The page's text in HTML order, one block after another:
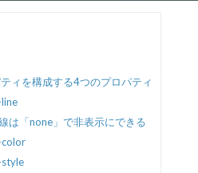
ィを構成する4つのプロパティ
は「none」で非表示にできる